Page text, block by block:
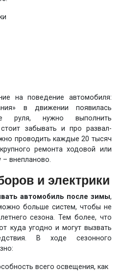
на поведение автомобиля:
в движении появилась
руля, нужно выполнить
забывать и про развал-
проводить каждые 20 тысяч
ремонта ходовой или
внепланово.
и электрики
автомобиль после зимы,
больше систем, чтобы не
сезона. Тем более, что
куда угодно и могут вызвать
В ходе сезонного
всего освещения, как